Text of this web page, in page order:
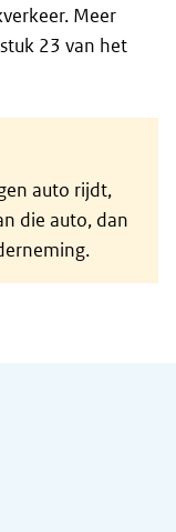
Meer
23 van het
auto rijdt,
die auto, dan